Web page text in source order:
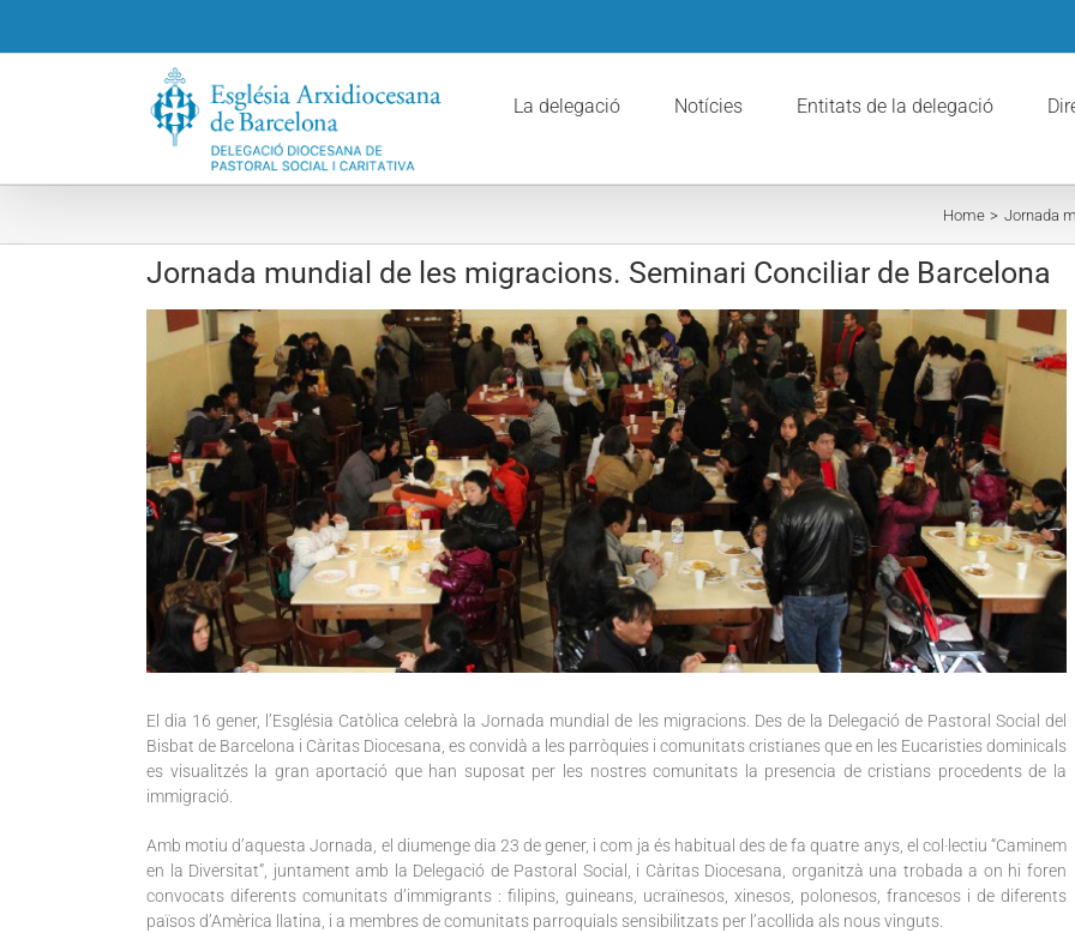
La delegació Notícies Entitats de la delegació
Home Jornada
Jornada mundial de les migracions. Seminari Conciliar de Barcelona
View
Larger
El dia 16 gener, l’Església Catòlica celebrà la Jornada mundial de les migracions. Des de la Delegació de Pastoral Social del
Bisbat de Barcelona i Càritas Diocesana, es convidà a les parròquies i comunitats cristianes que en les Eucaristies dominicals
es visualitzés la gran aportació que han suposat per les nostres comunitats la presencia de cristians procedents de la
immigració.
Amb motiu d’aquesta Jornada, el diumenge dia 23 de gener, i com ja és habitual des de fa quatre anys, el col·lectiu “Caminem
en la Diversitat”, juntament amb la Delegació de Pastoral Social, i Càritas Diocesana, organitzà una trobada a on hi foren
convocats diferents comunitats d’immigrants : filipins, guineans, ucraïnesos, xinesos, polonesos, francesos i de diferents
països d’Amèrica llatina, i a membres de comunitats parroquials sensibilitzats per l’acollida als nous vinguts.